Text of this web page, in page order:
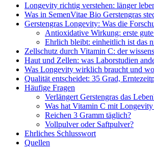
Longevity richtig verstehen: länger
Was in SemenVitae Bio Gerstengras
Gerstengras Longevity: Was die
Antioxidative Wirkung: erste
Ehrlich bleibt: einheitlich ist das
Zellschutz durch Vitamin C: der
Haut und Zellen: was Laborstudien
Was Longevity wirklich braucht und
Qualität entscheidet: 35 Grad,
Häufige Fragen
Verlängert Gerstengras das
Was hat Vitamin C mit Longevity
Reichen 3 Gramm täglich?
Vollpulver oder Saftpulver?
Ehrliches Schlusswort
Quellen